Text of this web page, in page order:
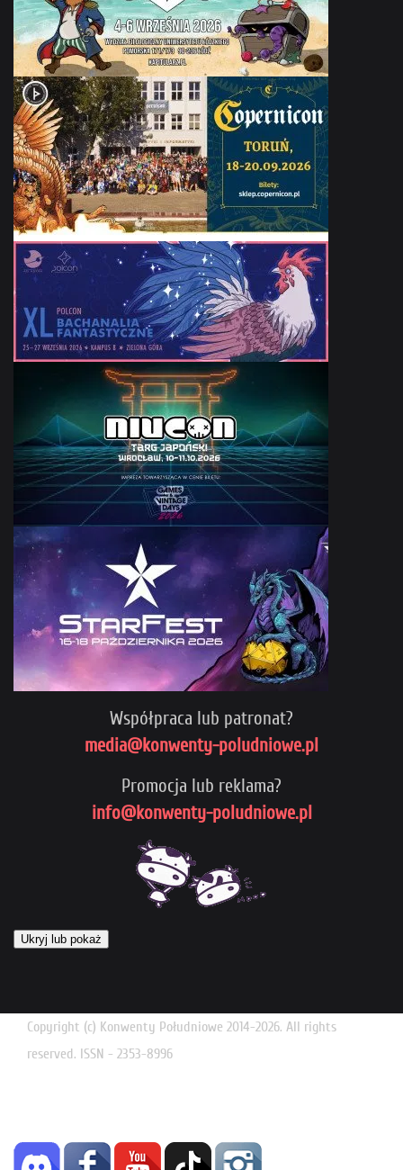
Współpraca lub patronat?
media@konwenty-poludniowe.pl
Promocja lub reklama?
info@konwenty-poludniowe.pl
Ukryj lub pokaż
Copyright (c) Konwenty Południowe 2014-2026. All rights
reserved. ISSN - 2353-8996